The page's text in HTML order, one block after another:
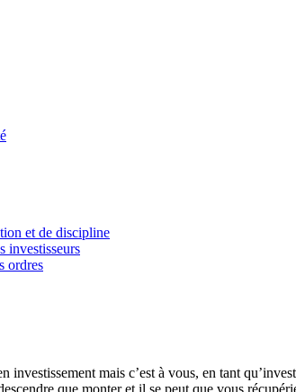
et de discipline
investisseurs
ordres
investissement mais c’est à vous, en tant